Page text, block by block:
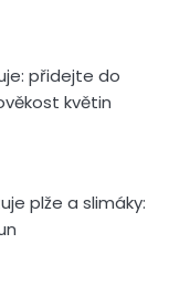
přidejte do
květin
plže a slimáky: